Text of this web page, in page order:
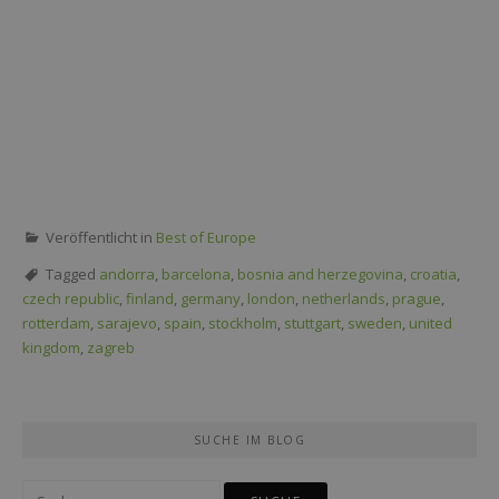
Veröffentlicht in Best of Europe
Tagged andorra, barcelona, bosnia and herzegovina, croatia,
czech republic, finland, germany, london, netherlands, prague,
rotterdam, sarajevo, spain, stockholm, stuttgart, sweden, united
kingdom, zagreb
SUCHE IM BLOG
Suche